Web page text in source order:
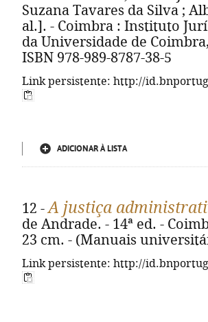
Suzana Tavares da Silva ;
al.]. - Coimbra : Instituto
da Universidade de
ISBN 978-989-8787-38-5
Link persistente: http://
ADICIONAR À LISTA
12 -A justiça
de Andrade. - 14ª ed. -
23 cm. - (Manuais
Link persistente: http://